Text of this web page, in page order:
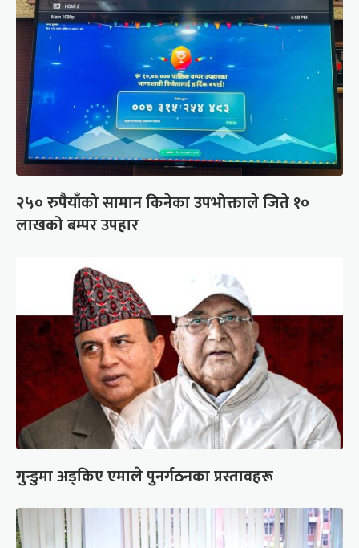
२५० रुपैयाँको सामान किनेका उपभोक्ताले जिते १०
लाखको बम्पर उपहार
गुन्डुमा अड्किए एमाले पुनर्गठनका प्रस्तावहरू